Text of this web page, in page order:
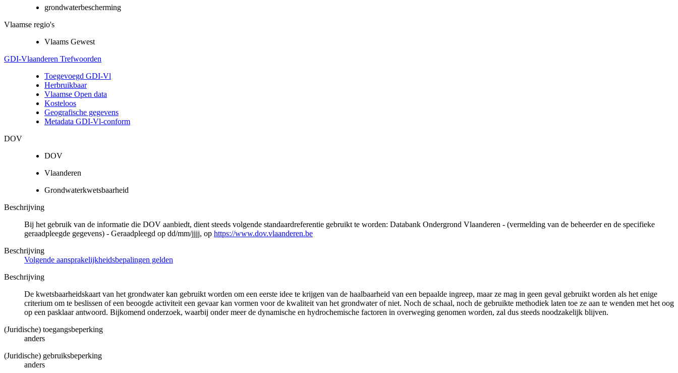
grondwaterbescherming
Vlaamse regio's
Vlaams Gewest
GDI-Vlaanderen Trefwoorden
Toegevoegd GDI-Vl
Herbruikbaar
Vlaamse Open data
Kosteloos
Geografische gegevens
Metadata GDI-Vl-conform
DOV
DOV
Vlaanderen
Grondwaterkwetsbaarheid
Beschrijving
Bij het gebruik van de informatie die DOV aanbiedt, dient steeds volgende standaardreferentie gebruikt te worden: Databank Ondergrond Vlaanderen - (vermelding van de beheerder en de specifieke
geraadpleegde gegevens) - Geraadpleegd op dd/mm/jjjj, op https://www.dov.vlaanderen.be
Beschrijving
Volgende aansprakelijkheidsbepalingen gelden
Beschrijving
De kwetsbaarheidskaart van het grondwater kan gebruikt worden om een eerste idee te krijgen van de haalbaarheid van een bepaalde ingreep, maar ze mag in geen geval gebruikt worden als het enige
criterium om te beslissen of een beoogde activiteit een gevaar kan vormen voor de kwaliteit van het grondwater of niet. Noch de schaal, noch de gebruikte methodiek laten toe ze aan te wenden met het oog
op een pasklaar antwoord. Bijkomend onderzoek, waarbij onder meer de dynamische en hydrochemische factoren in overweging genomen worden, zal dus steeds noodzakelijk blijven.
(Juridische) toegangsbeperking
anders
(Juridische) gebruiksbeperking
anders